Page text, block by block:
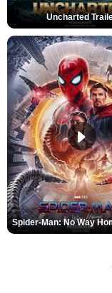
Uncharted
Spider-Man: No Way